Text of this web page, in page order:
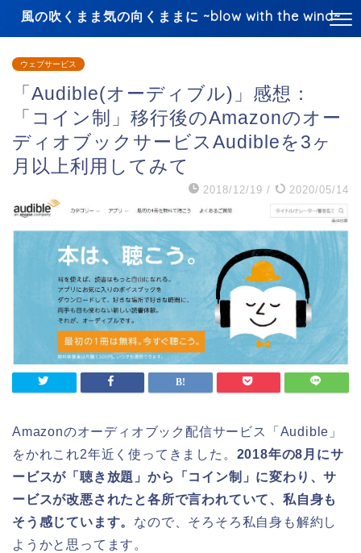
風の吹くまま気の向くままに ~blow with the wind~
ウェブサービス
「Audible(オーディブル)」感想：
「コイン制」移行後のAmazonのオー
ディオブックサービスAudibleを3ヶ
月以上利用してみて
2018/12/19 / 2020/05/14
Amazonのオーディオブック配信サービス「Audible」
をかれこれ2年近く使ってきました。 2018年の8月にサ
ービスが「聴き放題」から「コイン制」に変わり、サ
ービスが改悪されたと各所で言われていて、私自身も
そう感じています。 なので、そろそろ私自身も解約し
ようかと思ってます。